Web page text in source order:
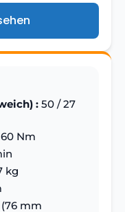
: 50 / 27
60 Nm
kg
mm